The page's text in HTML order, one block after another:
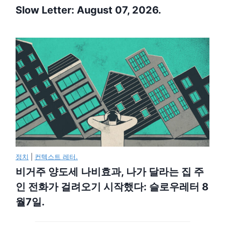
Slow Letter: August 07, 2026.
정치 컨텍스트 레터.
비거주 양도세 나비효과, 나가 달라는 집 주
인 전화가 걸려오기 시작했다: 슬로우레터 8
월7일.